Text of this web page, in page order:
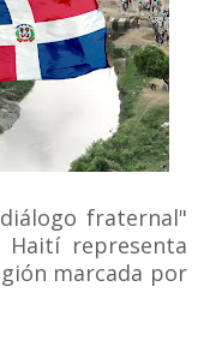
fraternal"
Haití representa
marcada por